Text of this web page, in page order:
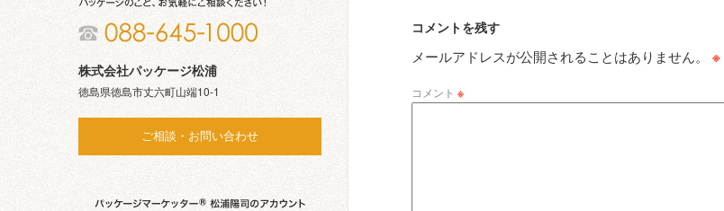
株式会社パッケージ松浦
徳島県徳島市丈六町山端10-1
ご相談・お問い合わせ
コメントを残す
メールアドレスが公開されることはありません。 ※
コメント ※